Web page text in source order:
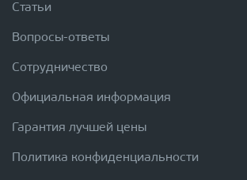
Статьи
Вопросы-ответы
Сотрудничество
Официальная информация
Гарантия лучшей цены
Политика конфиденциальности